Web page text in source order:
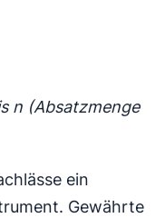
n (Absatzmenge
ein
Gewährte